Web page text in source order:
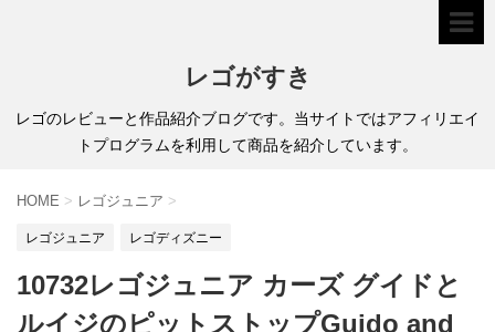
レゴがすき
レゴのレビューと作品紹介ブログです。当サイトではアフィリエイ
トプログラムを利用して商品を紹介しています。
HOME > レゴジュニア >
レゴジュニア レゴディズニー
10732レゴジュニア カーズ グイドと
ルイジのピットストップGuido and